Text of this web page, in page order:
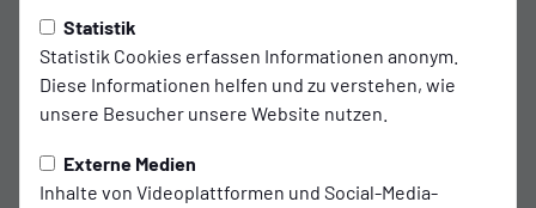
Statistik
Statistik Cookies erfassen Informationen anonym.
Diese Informationen helfen und zu verstehen, wie
unsere Besucher unsere Website nutzen.
Externe Medien
Inhalte von Videoplattformen und Social-Media-